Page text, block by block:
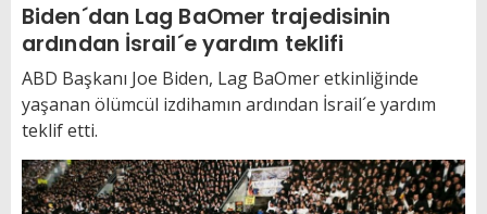
Biden´dan Lag BaOmer trajedisinin
ardından İsrail´e yardım teklifi
ABD Başkanı Joe Biden, Lag BaOmer etkinliğinde
yaşanan ölümcül izdihamın ardından İsrail´e yardım
teklif etti.